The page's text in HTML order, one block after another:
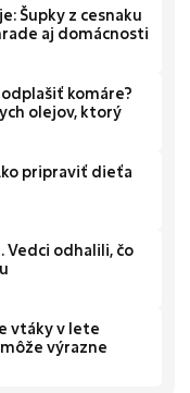
Šupky z cesnaku
aj domácnosti
komáre?
olejov, ktorý
pripraviť dieťa
Vedci odhalili, čo
vtáky v lete
výrazne